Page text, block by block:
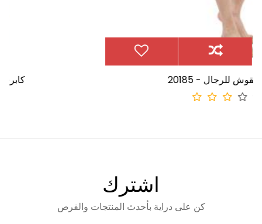
20185 - كابري منقوش للرجال
اشترك
كن على دراية بأحدث المنتجات والفرص